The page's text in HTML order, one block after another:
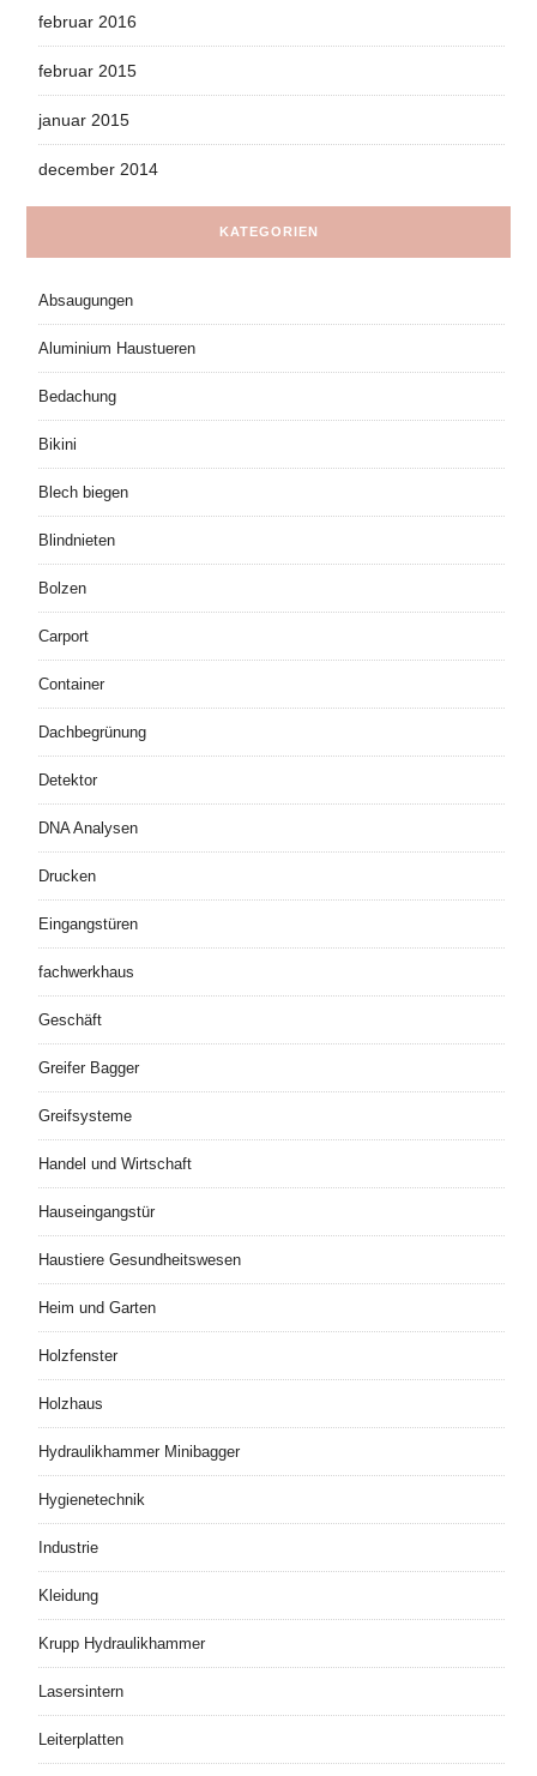
februar 2016
februar 2015
januar 2015
december 2014
KATEGORIEN
Absaugungen
Aluminium Haustueren
Bedachung
Bikini
Blech biegen
Blindnieten
Bolzen
Carport
Container
Dachbegrünung
Detektor
DNA Analysen
Drucken
Eingangstüren
fachwerkhaus
Geschäft
Greifer Bagger
Greifsysteme
Handel und Wirtschaft
Hauseingangstür
Haustiere Gesundheitswesen
Heim und Garten
Holzfenster
Holzhaus
Hydraulikhammer Minibagger
Hygienetechnik
Industrie
Kleidung
Krupp Hydraulikhammer
Lasersintern
Leiterplatten